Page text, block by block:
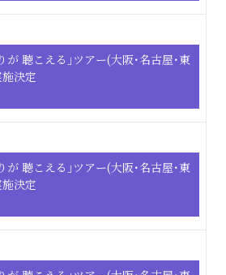
が 聴こえる｣ツアー(大阪･名古屋･東
決定
が 聴こえる｣ツアー(大阪･名古屋･東
決定